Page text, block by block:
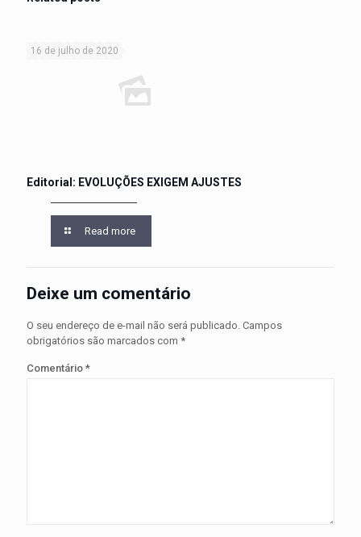
16 de julho de 2020
Editorial: EVOLUÇÕES EXIGEM AJUSTES
Read more
Deixe um comentário
O seu endereço de e-mail não será publicado. Campos
obrigatórios são marcados com *
Comentário *